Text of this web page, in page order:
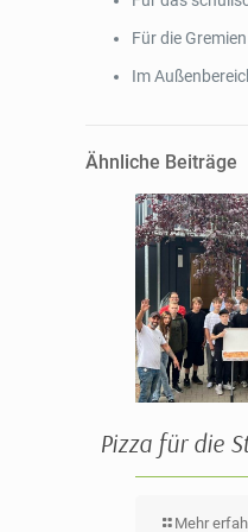
Für die
Im
Ähnliche Beiträge
Pizza für die
Mehr